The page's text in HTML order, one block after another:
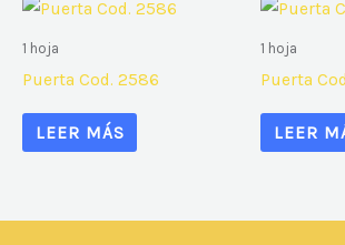
1 hoja
Puerta Cod. 2586
LEER MÁS
1 hoja
Puerta
LEER